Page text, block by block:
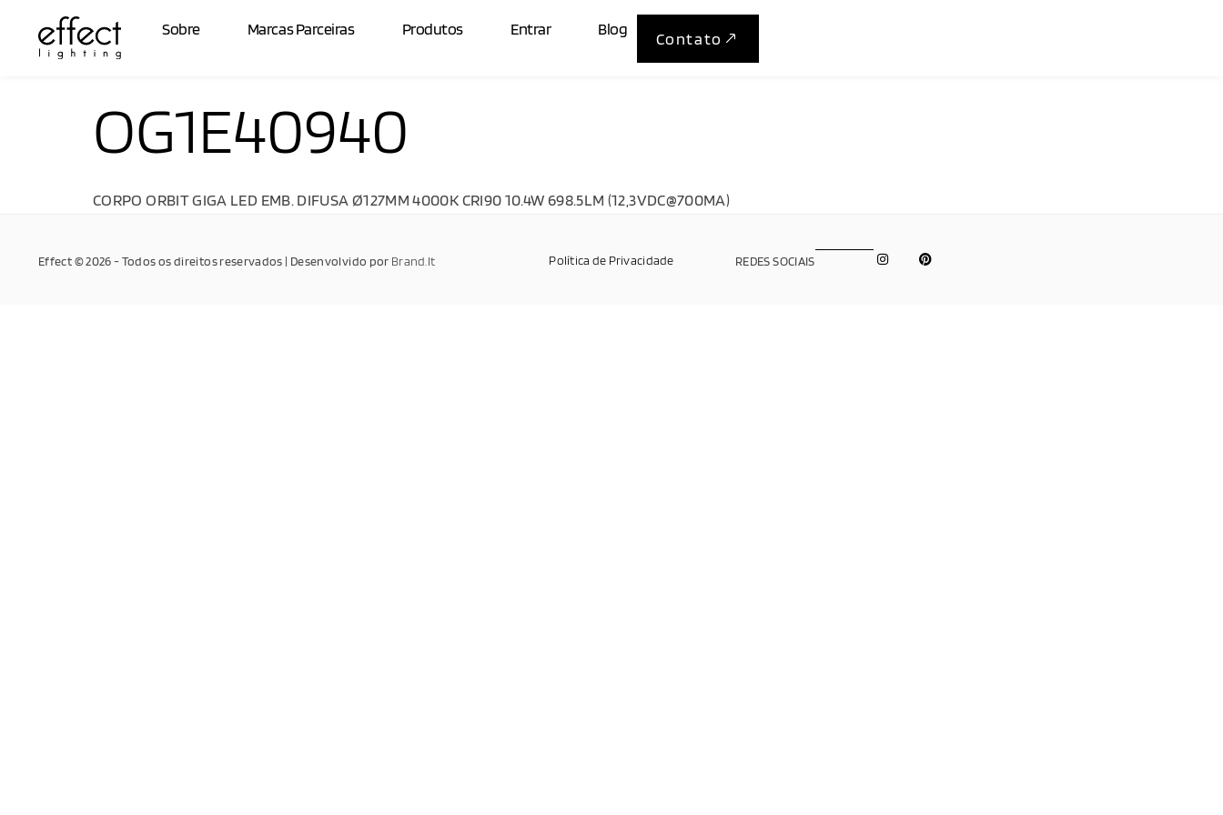
Sobre Marcas Parceiras Produtos Entrar Blog
Contato
OG1E40940
CORPO ORBIT GIGA LED EMB. DIFUSA Ø127MM 4000K CRI90 10.4W 698.5LM (12,3VDC@700MA)
Effect © 2026 - Todos os direitos reservados | Desenvolvido por Brand.It Política de Privacidade REDES SOCIAIS